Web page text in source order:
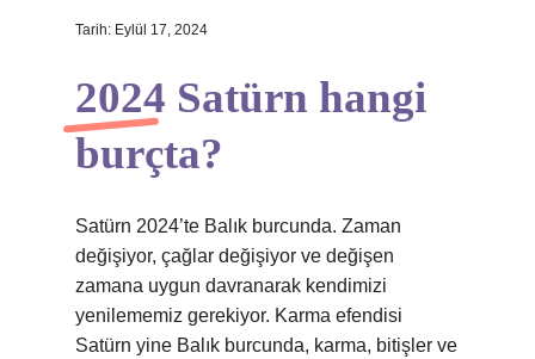
Tarih: Eylül 17, 2024
2024 Satürn hangi
burçta?
Satürn 2024’te Balık burcunda. Zaman
değişiyor, çağlar değişiyor ve değişen
zamana uygun davranarak kendimizi
yenilememiz gerekiyor. Karma efendisi
Satürn yine Balık burcunda, karma, bitişler ve